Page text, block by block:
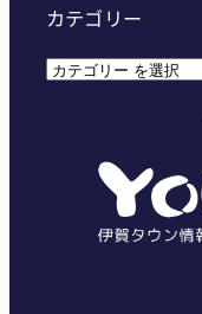
カテゴリー
カ